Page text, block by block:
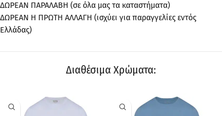
ΔΩΡΕΑΝ ΠΑΡΑΛΑΒΗ (σε όλα μας τα καταστήματα)
ΔΩΡΕΑΝ Η ΠΡΩΤΗ ΑΛΛΑΓΗ (ισχύει για παραγγελίες εντός
Ελλάδας)
Διαθέσιμα Χρώματα: